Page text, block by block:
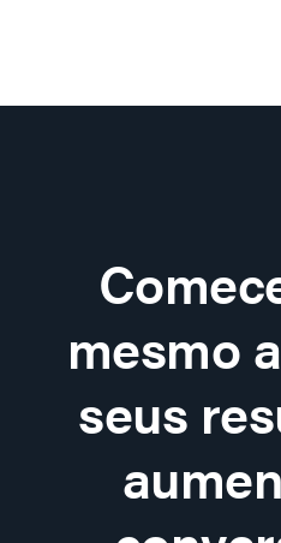
mesmo
seus